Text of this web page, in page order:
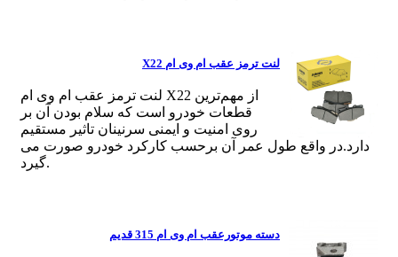
لنت ترمز عقب ام وی ام X22
لنت ترمز عقب ام وی ام X22 از مهم‌ترین
قطعات خودرو است که سلام بودن آن بر
روی امنیت و ایمنی سرنینان تاثیر مستقیم
دارد.در واقع طول عمر آن برحسب کارکرد خودرو صورت می
گیرد.
دسته موتورعقب ام وی ام 315 قدیم